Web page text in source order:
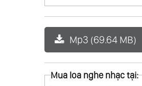
Mp3 (69.64 MB)
Mua loa nghe nhạc tại: